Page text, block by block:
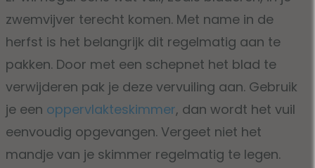
zwemvijver terecht komen. Met name in de
herfst is het belangrijk dit regelmatig aan te
pakken. Door met een schepnet het blad te
verwijderen pak je deze vervuiling aan. Gebruik
je een oppervlakteskimmer, dan wordt het vuil
eenvoudig opgevangen. Vergeet niet het
mandje van je skimmer regelmatig te legen.